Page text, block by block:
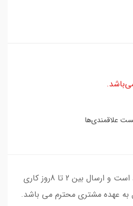
محصول در فروشگاه موجود است و ارسال بین 2 تا 8روز کاری
به عهده مشتری محترم می باشد.